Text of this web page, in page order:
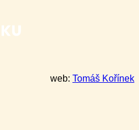
web: Tomáš Kořínek